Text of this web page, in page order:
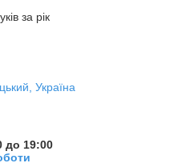
за рік
Україна
до 19:00